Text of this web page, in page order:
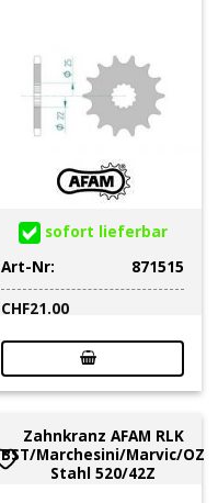
sofort lieferbar
Art-Nr:
871515
CHF21.00
Zahnkranz AFAM RLK
BST/Marchesini/Marvic/OZ
Stahl 520/42Z